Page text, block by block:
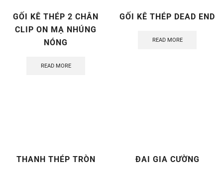
GỐI KÊ THÉP 2 CHÂN
CLIP ON MẠ NHÚNG
NÓNG
READ MORE
GỐI KÊ THÉP DEAD END
READ MORE
THANH THÉP TRÒN ĐAI GIA CƯỜNG